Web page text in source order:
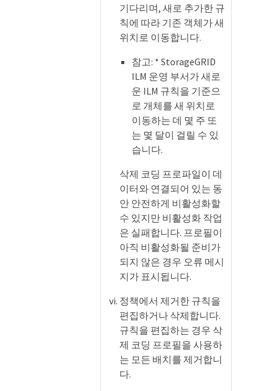
기다리며, 새로 추가한 규
칙에 따라 기존 객체가 새
위치로 이동합니다.
참고: * StorageGRID
ILM 운영 부서가 새로
운 ILM 규칙을 기준으
로 개체를 새 위치로
이동하는 데 몇 주 또
는 몇 달이 걸릴 수 있
습니다.
삭제 코딩 프로파일이 데
이터와 연결되어 있는 동
안 안전하게 비활성화할
수 있지만 비활성화 작업
은 실패합니다. 프로필이
아직 비활성화될 준비가
되지 않은 경우 오류 메시
지가 표시됩니다.
정책에서 제거한 규칙을
편집하거나 삭제합니다.
규칙을 편집하는 경우 삭
제 코딩 프로필을 사용하
는 모든 배치를 제거합니
다.